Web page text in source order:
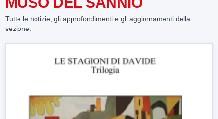
Tutte le notizie, gli approfondimenti e gli aggiornamenti della
sezione.